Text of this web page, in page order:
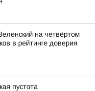
на четвёртом
в рейтинге доверия
пустота